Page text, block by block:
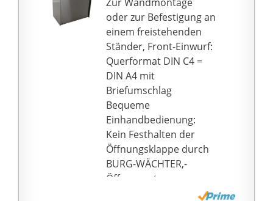
oder zur Befestigung an
einem freistehenden
Ständer, Front-Einwurf:
Querformat DIN C4 =
DIN A4 mit
Briefumschlag
Bequeme
Einhandbedienung:
Kein Festhalten der
Öffnungsklappe durch
BURG-WÄCHTER,-
Öffnungsstopp
Nutzung als Firmen-